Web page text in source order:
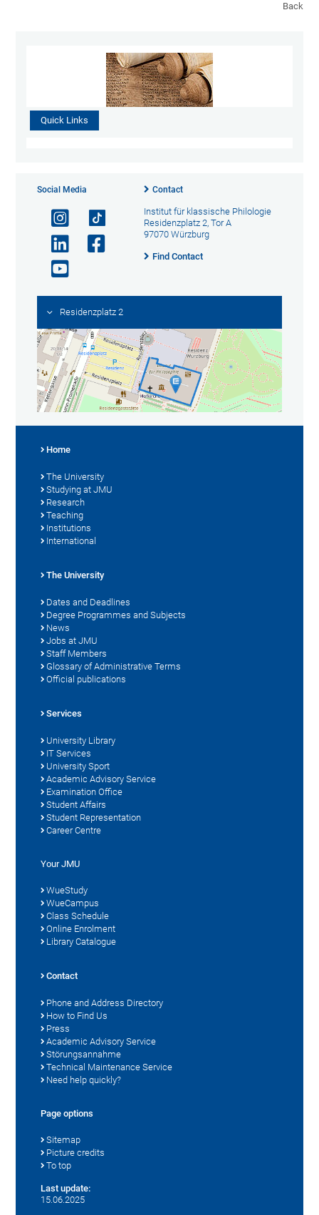
Back
Quick Links
Social Media Contact
Institut für klassische Philologie
Residenzplatz 2, Tor A
97070 Würzburg
Find Contact
Residenzplatz 2
Home
The University
Studying at JMU
Research
Teaching
Institutions
International
The University
Dates and Deadlines
Degree Programmes and Subjects
News
Jobs at JMU
Staff Members
Glossary of Administrative Terms
Official publications
Services
University Library
IT Services
University Sport
Academic Advisory Service
Examination Office
Student Affairs
Student Representation
Career Centre
Your JMU
WueStudy
WueCampus
Class Schedule
Online Enrolment
Library Catalogue
Contact
Phone and Address Directory
How to Find Us
Press
Academic Advisory Service
Störungsannahme
Technical Maintenance Service
Need help quickly?
Page options
Sitemap
Picture credits
To top
Last update:
15.06.2025